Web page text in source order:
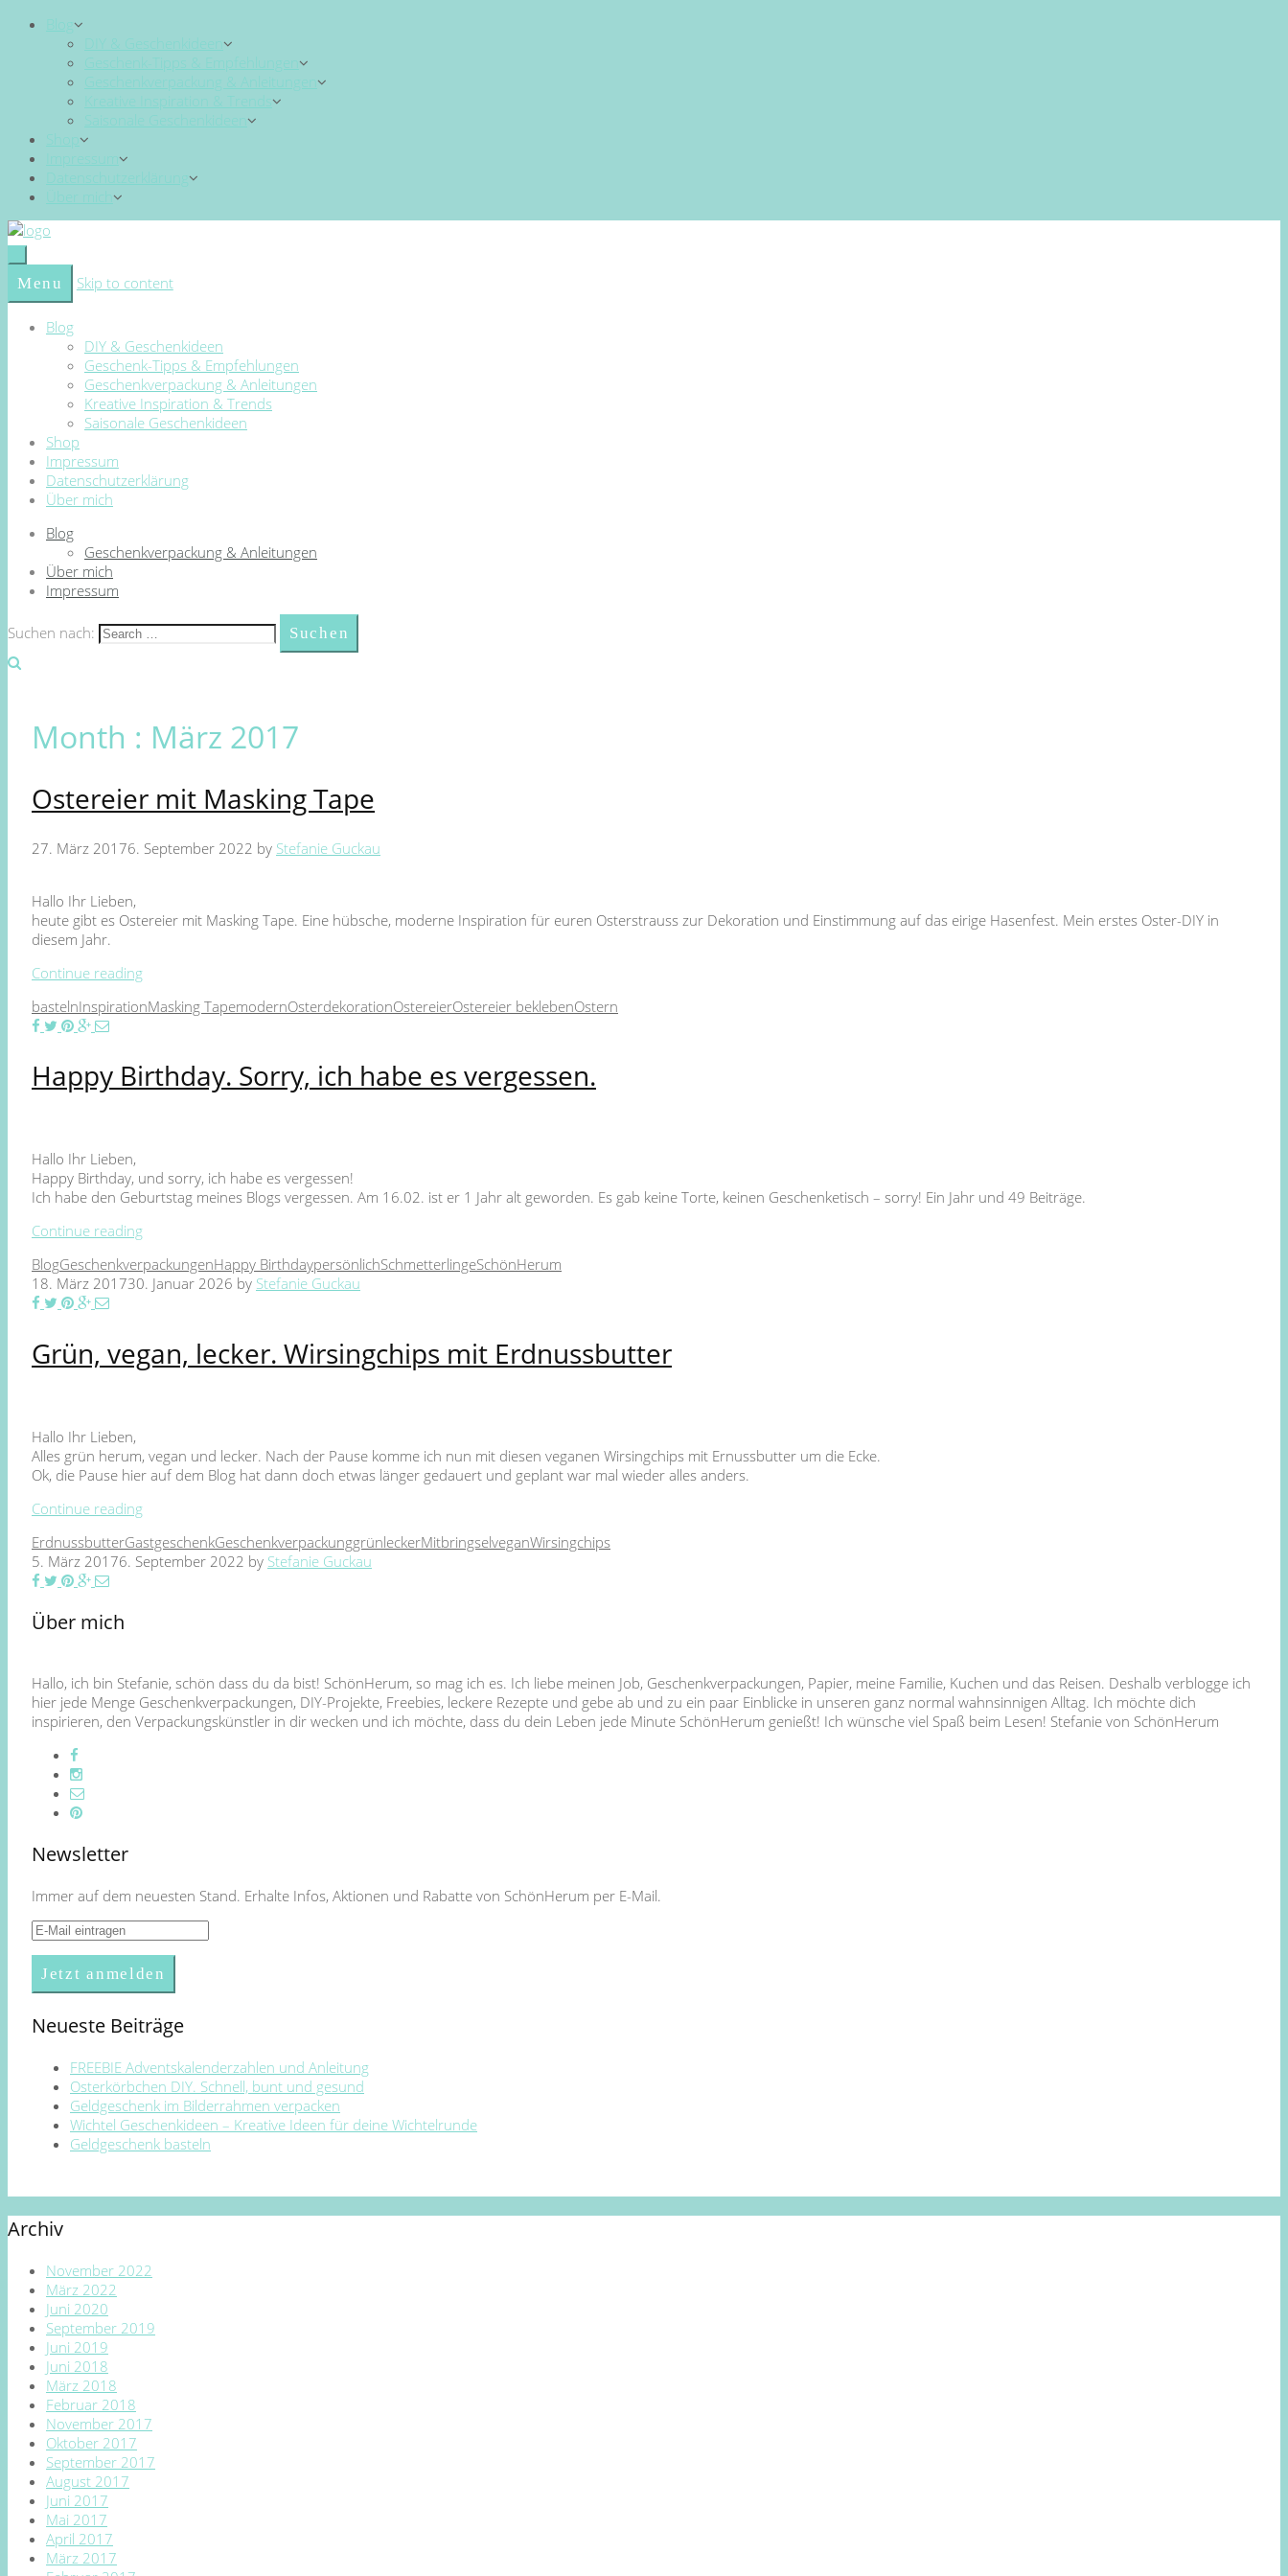
Blog
DIY & Geschenkideen
Geschenk-Tipps & Empfehlungen
Geschenkverpackung & Anleitungen
Kreative Inspiration & Trends
Saisonale Geschenkideen
Shop
Impressum
Datenschutzerklärung
Über mich
Menu Skip to content
Blog
DIY & Geschenkideen
Geschenk-Tipps & Empfehlungen
Geschenkverpackung & Anleitungen
Kreative Inspiration & Trends
Saisonale Geschenkideen
Shop
Impressum
Datenschutzerklärung
Über mich
Blog
Geschenkverpackung & Anleitungen
Über mich
Impressum
Suchen nach:
Month : März 2017
Ostereier mit Masking Tape
27. März 20176. September 2022 by Stefanie Guckau
Hallo Ihr Lieben,
heute gibt es Ostereier mit Masking Tape. Eine hübsche, moderne Inspiration für euren Osterstrauss zur Dekoration und Einstimmung auf das eirige Hasenfest. Mein erstes Oster-DIY in
diesem Jahr.
Continue reading
bastelnInspirationMasking TapemodernOsterdekorationOstereierOstereier beklebenOstern
Happy Birthday. Sorry, ich habe es vergessen.
Hallo Ihr Lieben,
Happy Birthday, und sorry, ich habe es vergessen!
Ich habe den Geburtstag meines Blogs vergessen. Am 16.02. ist er 1 Jahr alt geworden. Es gab keine Torte, keinen Geschenketisch – sorry! Ein Jahr und 49 Beiträge.
Continue reading
BlogGeschenkverpackungenHappy BirthdaypersönlichSchmetterlingeSchönHerum
18. März 201730. Januar 2026 by Stefanie Guckau
Grün, vegan, lecker. Wirsingchips mit Erdnussbutter
Hallo Ihr Lieben,
Alles grün herum, vegan und lecker. Nach der Pause komme ich nun mit diesen veganen Wirsingchips mit Ernussbutter um die Ecke.
Ok, die Pause hier auf dem Blog hat dann doch etwas länger gedauert und geplant war mal wieder alles anders.
Continue reading
ErdnussbutterGastgeschenkGeschenkverpackunggrünleckerMitbringselveganWirsingchips
5. März 20176. September 2022 by Stefanie Guckau
Über mich
Hallo, ich bin Stefanie, schön dass du da bist! SchönHerum, so mag ich es. Ich liebe meinen Job, Geschenkverpackungen, Papier, meine Familie, Kuchen und das Reisen. Deshalb verblogge ich
hier jede Menge Geschenkverpackungen, DIY-Projekte, Freebies, leckere Rezepte und gebe ab und zu ein paar Einblicke in unseren ganz normal wahnsinnigen Alltag. Ich möchte dich
inspirieren, den Verpackungskünstler in dir wecken und ich möchte, dass du dein Leben jede Minute SchönHerum genießt! Ich wünsche viel Spaß beim Lesen! Stefanie von SchönHerum
Newsletter
Immer auf dem neuesten Stand. Erhalte Infos, Aktionen und Rabatte von SchönHerum per E-Mail.
Neueste Beiträge
FREEBIE Adventskalenderzahlen und Anleitung
Osterkörbchen DIY. Schnell, bunt und gesund
Geldgeschenk im Bilderrahmen verpacken
Wichtel Geschenkideen – Kreative Ideen für deine Wichtelrunde
Geldgeschenk basteln
Archiv
November 2022
März 2022
Juni 2020
September 2019
Juni 2019
Juni 2018
März 2018
Februar 2018
November 2017
Oktober 2017
September 2017
August 2017
Juni 2017
Mai 2017
April 2017
März 2017